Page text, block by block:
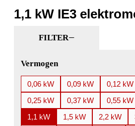
1,1 kW IE3
FILTER
Vermogen
0,06 kW 0,09 kW 0,12 kW
0,25 kW
0,37 kW 0,55 kW
1,1 kW
1,5 kW 2,2 kW